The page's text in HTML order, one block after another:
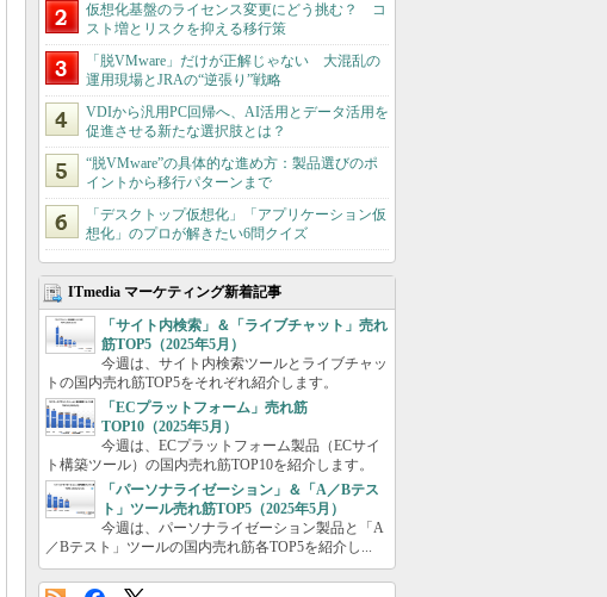
仮想化基盤のライセンス変更にどう挑む？ コ
スト増とリスクを抑える移行策
「脱VMware」だけが正解じゃない 大混乱の
運用現場とJRAの“逆張り”戦略
VDIから汎用PC回帰へ、AI活用とデータ活用を
促進させる新たな選択肢とは？
“脱VMware”の具体的な進め方：製品選びのポ
イントから移行パターンまで
「デスクトップ仮想化」「アプリケーション仮
想化」のプロが解きたい6問クイズ
ITmedia マーケティング新着記事
「サイト内検索」＆「ライブチャット」売れ
筋TOP5（2025年5月）
今週は、サイト内検索ツールとライブチャッ
トの国内売れ筋TOP5をそれぞれ紹介します。
「ECプラットフォーム」売れ筋
TOP10（2025年5月）
今週は、ECプラットフォーム製品（ECサイ
ト構築ツール）の国内売れ筋TOP10を紹介します。
「パーソナライゼーション」＆「A／Bテス
ト」ツール売れ筋TOP5（2025年5月）
今週は、パーソナライゼーション製品と「A
／Bテスト」ツールの国内売れ筋各TOP5を紹介し...